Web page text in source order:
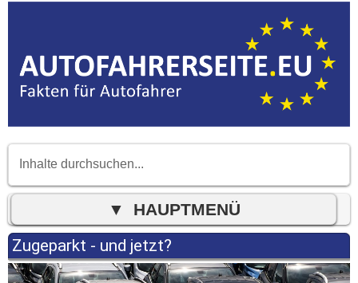
Zugeparkt - und jetzt?